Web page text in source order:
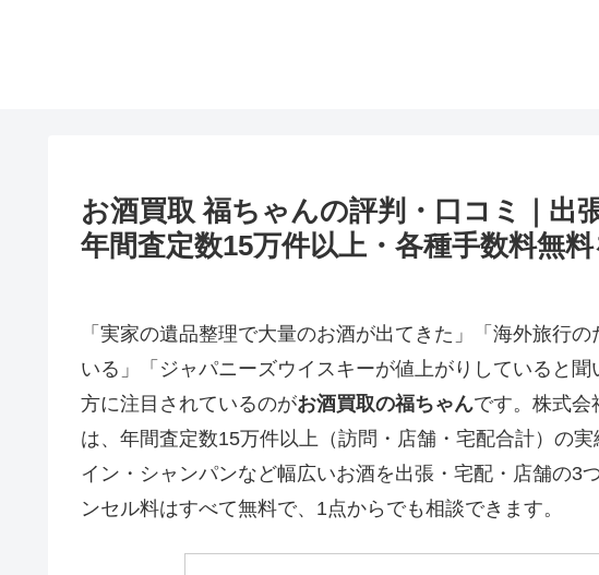
お酒買取 福ちゃんの評判・口コミ｜出
年間査定数15万件以上・各種手数料無
「実家の遺品整理で大量のお酒が出てきた」「海外旅行
いる」「ジャパニーズウイスキーが値上がりしていると
方に注目されているのがお酒買取の福ちゃんです。株式会
は、年間査定数15万件以上（訪問・店舗・宅配合計）の
イン・シャンパンなど幅広いお酒を出張・宅配・店舗の3
ンセル料はすべて無料で、1点からでも相談できます。